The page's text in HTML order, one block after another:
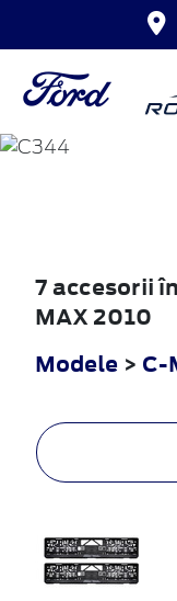
C-
7 accesorii
MAX 2010
Modele > C-